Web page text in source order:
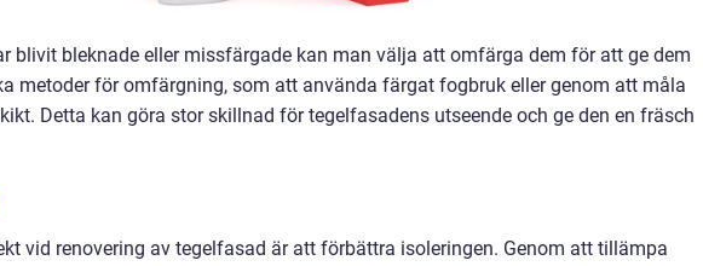
blivit bleknade eller missfärgade kan man välja att omfärga dem för att ge dem
metoder för omfärgning, som att använda färgat fogbruk eller genom att måla
Detta kan göra stor skillnad för tegelfasadens utseende och ge den en fräsch
vid renovering av tegelfasad är att förbättra isoleringen. Genom att tillämpa